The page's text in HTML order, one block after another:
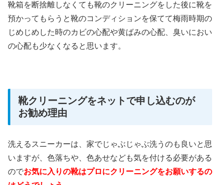
靴箱を断捨離しなくても靴のクリーニングをした後に靴を
預かってもらうと靴のコンディションを保てて梅雨時期の
じめじめした時のカビの心配や黄ばみの心配、臭いにおい
の心配も少なくなると思います。
靴クリーニングをネットで申し込むのが
お勧め理由
洗えるスニーカーは、家でじゃぶじゃぶ洗うのも良いと思
いますが、色落ちや、色あせなども気を付ける必要がある
のでお気に入りの靴はプロにクリーニングをお願いするの